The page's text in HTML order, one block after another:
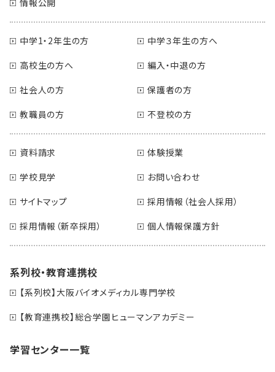
中学1・2年生の方
中学３年生の方へ
高校生の方へ
編入・中退の方
社会人の方
保護者の方
教職員の方
不登校の方
資料請求
体験授業
学校見学
お問い合わせ
サイトマップ
採用情報（社会人採用）
採用情報（新卒採用）
個人情報保護方針
系列校・教育連携校
【系列校】大阪バイオメディカル専門学校
【教育連携校】総合学園ヒューマンアカデミー
学習センター一覧